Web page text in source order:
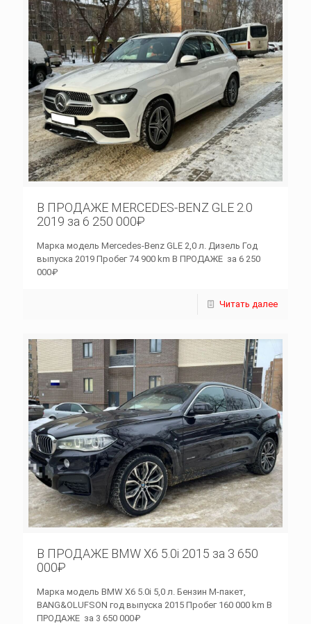
В ПРОДАЖЕ MERCEDES-BENZ GLE 2.0
2019 за 6 250 000₽
Марка модель Mercedes-Benz GLE 2,0 л. Дизель Год
выпуска 2019 Пробег 74 900 km В ПРОДАЖЕ за 6 250
000₽
Читать далее
В ПРОДАЖЕ BMW X6 5.0i 2015 за 3 650
000₽
Марка модель BMW X6 5.0i 5,0 л. Бензин M-пакет,
BANG&OLUFSON год выпуска 2015 Пробег 160 000 km В
ПРОДАЖЕ за 3 650 000₽